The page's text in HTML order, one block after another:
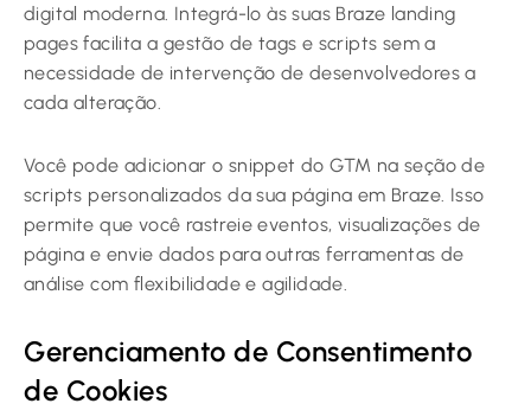
digital moderna. Integrá-lo às suas Braze landing
pages facilita a gestão de tags e scripts sem a
necessidade de intervenção de desenvolvedores a
cada alteração.
Você pode adicionar o snippet do GTM na seção de
scripts personalizados da sua página em Braze. Isso
permite que você rastreie eventos, visualizações de
página e envie dados para outras ferramentas de
análise com flexibilidade e agilidade.
Gerenciamento de Consentimento
de Cookies